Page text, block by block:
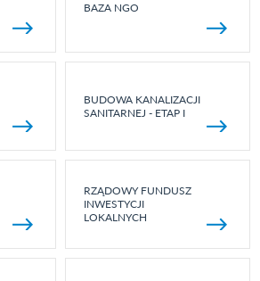
BAZA NGO
BUDOWA KANALIZACJI
SANITARNEJ - ETAP I
RZĄDOWY FUNDUSZ
INWESTYCJI
LOKALNYCH